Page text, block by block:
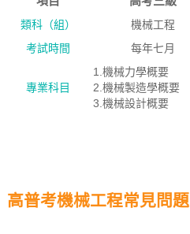
類科（組） 機械工程
考試時間
每年七月
專業科目
1.機械力學概要
2.機械製造學概要
3.機械設計概要
高普考機械工程常見問題